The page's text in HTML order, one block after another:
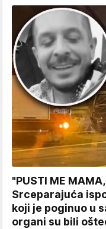
"PUSTI ME
Srceparajuća
koji je poginuo u
organi su bili